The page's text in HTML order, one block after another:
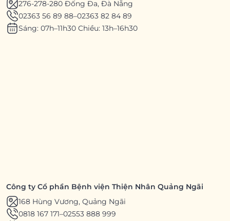
276-278-280 Đống Đa, Đà Nẵng
02363 56 89 88–02363 82 84 89
Sáng: 07h–11h30 Chiều: 13h–16h30
Công ty Cổ phần Bệnh viện Thiện Nhân Quảng Ngãi
168 Hùng Vương, Quảng Ngãi
0818 167 171–02553 888 999